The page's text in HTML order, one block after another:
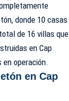
donde 10 casas
de 16 villas que
en Cap
en operación.
en Cap